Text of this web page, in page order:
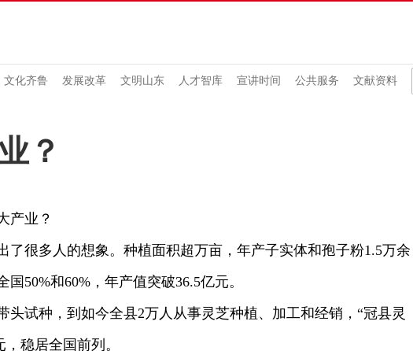
文化齐鲁 发展改革 文明山东 人才智库 宣讲时间 公共服务 文献资料
？
业？
很多人的想象。种植面积超万亩，年产子实体和孢子粉1.5万余
50%和60%，年产值突破36.5亿元。
试种，到如今全县2万人从事灵芝种植、加工和经销，“冠县灵
稳居全国前列。